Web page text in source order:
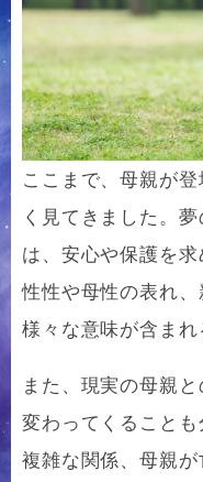
ここまで、母親が
く見てきました。
は、安心や保護を
性性や母性の表れ、
様々な意味が含まれ
また、現実の母親
変わってくることも
複雑な関係、母親